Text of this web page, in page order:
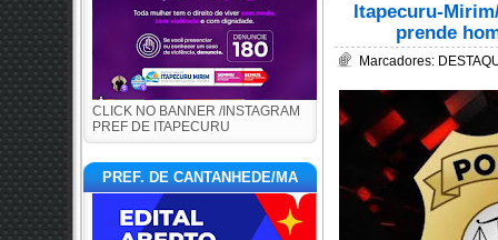
CLICK NO BANNER /INSTAGRAM
PREF DE ITAPECURU
PREF. DE CANTANHEDE/MA
Itapecuru-
prende
Marcadores: